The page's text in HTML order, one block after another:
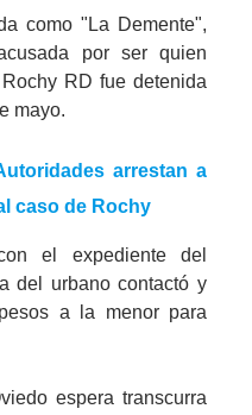
como "La Demente",
por ser quien
RD fue detenida
mayo.
arrestan a
caso de Rochy
el expediente del
del urbano contactó y
a la menor para
espera transcurra